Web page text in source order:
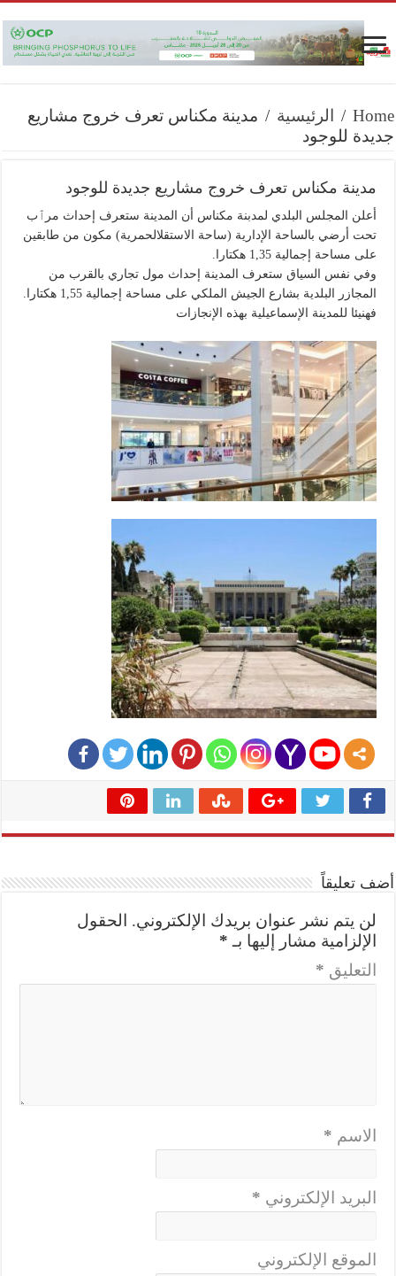
Home
/ الرئيسية / مدينة مكناس تعرف خروج مشاريع
جديدة للوجود
مدينة مكناس تعرف خروج مشاريع جديدة للوجود
أعلن المجلس البلدي لمدبنة مكناس أن المدينة ستعرف إحداث مرٱب
تحت أرضي بالساحة الإدارية (ساحة الاستقلالحمرية) مكون من طابقين
على مساحة إجمالية 1,35 هكتارا.
وفي نفس السياق ستعرف المدينة إحداث مول تجاري بالقرب من
المجازر البلدية بشارع الجيش الملكي على مساحة إجمالية 1,55 هكتارا.
فهنيئا للمدينة الإسماعيلية بهذه الإنجازات
أضف تعليقاً
لن يتم نشر عنوان بريدك الإلكتروني.
الحقول
الإلزامية مشار إليها بـ *
التعليق *
الاسم *
البريد الإلكتروني *
الموقع الإلكتروني